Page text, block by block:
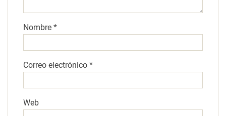
Nombre *
Correo electrónico *
Web